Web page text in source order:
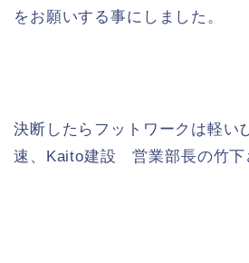
をお願いする事にしました。
決断したらフットワークは軽い
速、Kaito建設 営業部長の竹下